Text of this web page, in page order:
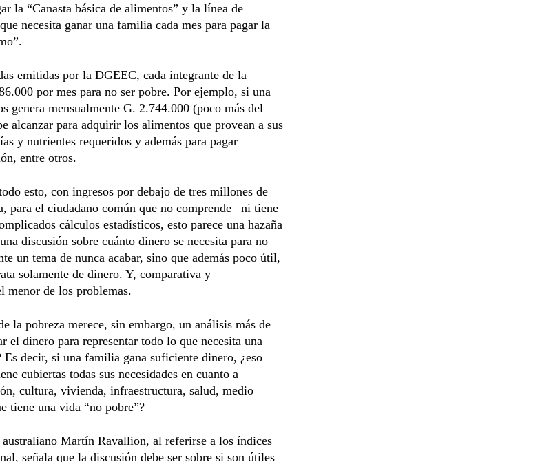
la “Canasta básica de alimentos” y la línea de
necesita ganar una familia cada mes para pagar la
emitidas por la DGEEC, cada integrante de la
por mes para no ser pobre. Por ejemplo, si una
genera mensualmente G. 2.744.000 (poco más del
alcanzar para adquirir los alimentos que provean a sus
y nutrientes requeridos y además para pagar
entre otros.
esto, con ingresos por debajo de tres millones de
para el ciudadano común que no comprende –ni tiene
cálculos estadísticos, esto parece una hazaña
discusión sobre cuánto dinero se necesita para no
un tema de nunca acabar, sino que además poco útil,
solamente de dinero. Y, comparativa y
menor de los problemas.
la pobreza merece, sin embargo, un análisis más de
el dinero para representar todo lo que necesita una
decir, si una familia gana suficiente dinero, ¿eso
cubiertas todas sus necesidades en cuanto a
cultura, vivienda, infraestructura, salud, medio
tiene una vida “no pobre”?
Martín Ravallion, al referirse a los índices
señala que la discusión debe ser sobre si son útiles